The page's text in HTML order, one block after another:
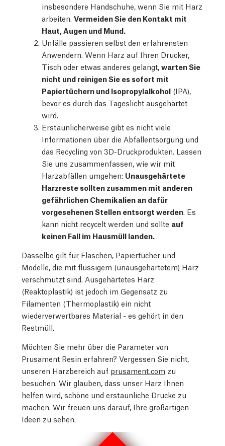
insbesondere Handschuhe, wenn Sie mit Harz
arbeiten. Vermeiden Sie den Kontakt mit
Haut, Augen und Mund.
Unfälle passieren selbst den erfahrensten
Anwendern. Wenn Harz auf Ihren Drucker,
Tisch oder etwas anderes gelangt, warten Sie
nicht und reinigen Sie es sofort mit
Papiertüchern und Isopropylalkohol (IPA),
bevor es durch das Tageslicht ausgehärtet
wird.
Erstaunlicherweise gibt es nicht viele
Informationen über die Abfallentsorgung und
das Recycling von 3D-Druckprodukten. Lassen
Sie uns zusammenfassen, wie wir mit
Harzabfällen umgehen: Unausgehärtete
Harzreste sollten zusammen mit anderen
gefährlichen Chemikalien an dafür
vorgesehenen Stellen entsorgt werden . Es
kann nicht recycelt werden und sollte auf
keinen Fall im Hausmüll landen.
Dasselbe gilt für Flaschen, Papiertücher und
Modelle, die mit flüssigem (unausgehärtetem) Harz
verschmutzt sind. Ausgehärtetes Harz
(Reaktoplastik) ist jedoch im Gegensatz zu
Filamenten (Thermoplastik) ein nicht
wiederverwertbares Material - es gehört in den
Restmüll.
Möchten Sie mehr über die Parameter von
Prusament Resin erfahren? Vergessen Sie nicht,
unseren Harzbereich auf prusament.com zu
besuchen. Wir glauben, dass unser Harz Ihnen
helfen wird, schöne und erstaunliche Drucke zu
machen. Wir freuen uns darauf, Ihre großartigen
Ideen zu sehen.